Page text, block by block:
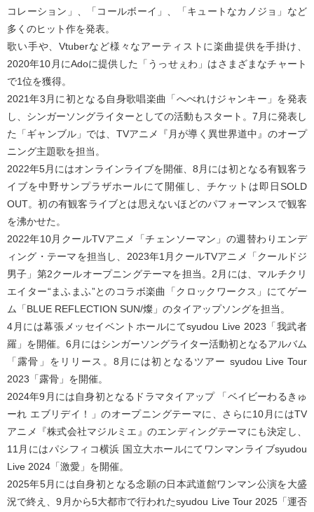
コレーション」、「コールボーイ」、「キュートなカノジョ」など
多くのヒット作を発表。
歌い手や、Vtuberなど様々なアーティストに楽曲提供を手掛け、
2020年10月にAdoに提供した「うっせぇわ」はさまざまなチャート
で1位を獲得。
2021年3月に初となる自身歌唱楽曲「へべれけジャンキー」を発表
し、シンガーソングライターとしての活動もスタート。7月に発表し
た「ギャンブル」では、TVアニメ『月が導く異世界道中』のオープ
ニング主題歌を担当。
2022年5月にはオンラインライブを開催、8月には初となる有観客ラ
イブを中野サンプラザホールにて開催し、チケットは即日SOLD
OUT。初の有観客ライブとは思えないほどのパフォーマンスで観客
を沸かせた。
2022年10月クールTVアニメ「チェンソーマン」の週替わりエンデ
ィング・テーマを担当し、2023年1月クールTVアニメ「クールドジ
男子」第2クールオープニングテーマを担当。2月には、マルチクリ
エイター“まふまふ”とのコラボ楽曲「クロックワークス」にてゲー
ム「BLUE REFLECTION SUN/燦」のタイアップソングを担当。
4月には幕張メッセイベントホールにてsyudou Live 2023「我武者
羅」を開催。6月にはシンガーソングライター活動初となるアルバム
「露骨」をリリース。8月には初となるツアー syudou Live Tour
2023「露骨」を開催。
2024年9月には自身初となるドラマタイアップ 「ベイビーわるきゅ
ーれ エブリデイ！」のオープニングテーマに、さらに10月にはTV
アニメ『株式会社マジルミエ』のエンディングテーマにも決定し、
11月にはパシフィコ横浜 国立大ホールにてワンマンライブsyudou
Live 2024「激愛」を開催。
2025年5月には自身初となる念願の日本武道館ワンマン公演を大盛
況で終え、9月から5大都市で行われたsyudou Live Tour 2025「運否